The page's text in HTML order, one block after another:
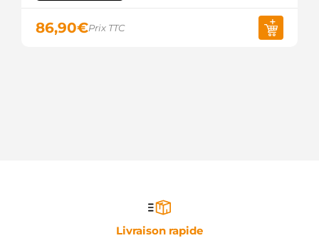
86,90€Prix TTC
Livraison rapide